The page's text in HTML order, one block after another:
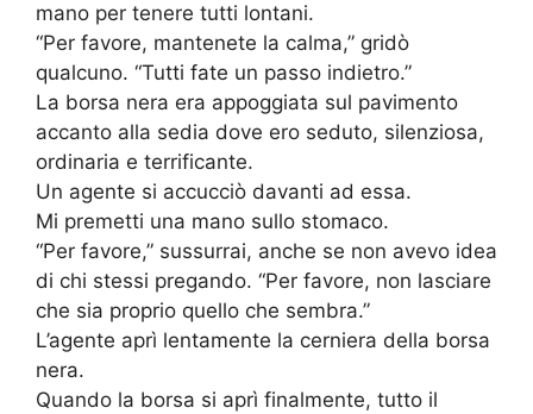
mano per tenere tutti lontani.
“Per favore, mantenete la calma,” gridò
qualcuno. “Tutti fate un passo indietro.”
La borsa nera era appoggiata sul pavimento
accanto alla sedia dove ero seduto, silenziosa,
ordinaria e terrificante.
Un agente si accucciò davanti ad essa.
Mi premetti una mano sullo stomaco.
“Per favore,” sussurrai, anche se non avevo idea
di chi stessi pregando. “Per favore, non lasciare
che sia proprio quello che sembra.”
L’agente aprì lentamente la cerniera della borsa
nera.
Quando la borsa si aprì finalmente, tutto il